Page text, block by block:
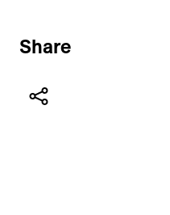
Share